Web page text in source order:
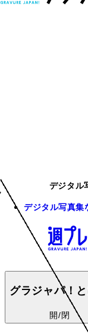
デジタル
デジタル写真集
グラジャパ！と
開/閉